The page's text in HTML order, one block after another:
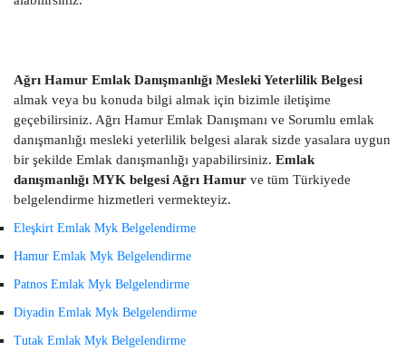
Ağrı Hamur Emlak Danışmanlığı Mesleki Yeterlilik Belgesi
almak veya bu konuda bilgi almak için bizimle iletişime
geçebilirsiniz. Ağrı Hamur Emlak Danışmanı ve Sorumlu emlak
danışmanlığı mesleki yeterlilik belgesi alarak sizde yasalara uygun
bir şekilde Emlak danışmanlığı yapabilirsiniz. Emlak
danışmanlığı MYK belgesi Ağrı Hamur ve tüm Türkiyede
belgelendirme hizmetleri vermekteyiz.
Eleşkirt Emlak Myk Belgelendirme
Hamur Emlak Myk Belgelendirme
Patnos Emlak Myk Belgelendirme
Diyadin Emlak Myk Belgelendirme
Tutak Emlak Myk Belgelendirme